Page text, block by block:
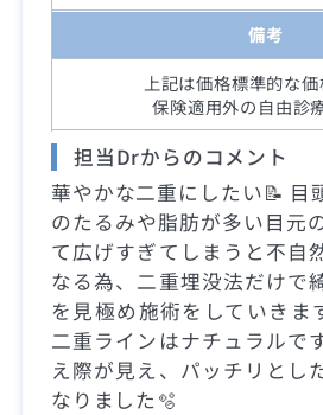
備考
上記は価格標準的な価
保険適用外の自由診
担当Drからのコメント
華やかな二重にしたい📝 目
のたるみや脂肪が多い目元
て広げすぎてしまうと不自
なる為、二重埋没法だけで
を見極め施術をしていきま
二重ラインはナチュラルで
え際が見え、パッチリとし
なりました🫧